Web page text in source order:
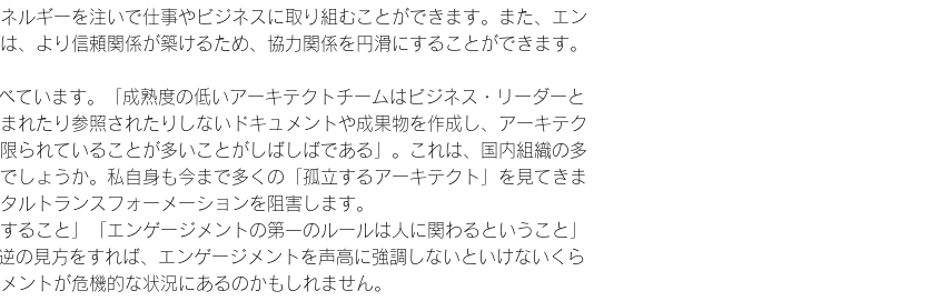
ルギーを注いで仕事やビジネスに取り組むことができます。また、エン
、より信頼関係が築けるため、協力関係を円滑にすることができます。
ています。「成熟度の低いアーキテクトチームはビジネス・リーダーと
れたり参照されたりしないドキュメントや成果物を作成し、アーキテク
られていることが多いことがしばしばである」。これは、国内組織の多
しょうか。私自身も今まで多くの「孤立するアーキテクト」を見てきま
ルトランスフォーメーションを阻害します。
ること」「エンゲージメントの第一のルールは人に関わるということ」
の見方をすれば、エンゲージメントを声高に強調しないといけないくら
ントが危機的な状況にあるのかもしれません。